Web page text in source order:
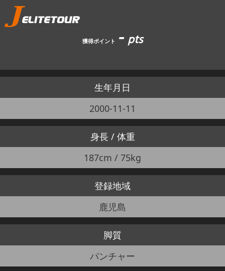
獲得ポイント -pts
生年月日
2000-11-11
身長 / 体重
187cm / 75kg
登録地域
鹿児島
脚質
パンチャー